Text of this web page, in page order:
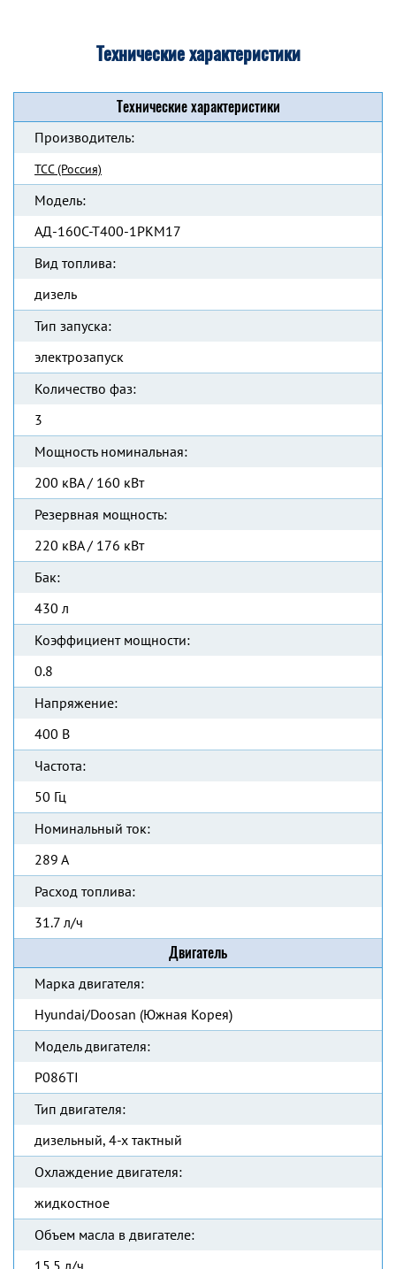
Технические характеристики
Технические характеристики
Производитель:
ТСС (Россия)
Модель:
АД-160С-Т400-1РКМ17
Вид топлива:
дизель
Тип запуска:
электрозапуск
Количество фаз:
3
Мощность номинальная:
200 кВА / 160 кВт
Резервная мощность:
220 кВА / 176 кВт
Бак:
430 л
Коэффициент мощности:
0.8
Напряжение:
400 В
Частота:
50 Гц
Номинальный ток:
289 А
Расход топлива:
31.7 л/ч
Двигатель
Марка двигателя:
Hyundai/Doosan (Южная Корея)
Модель двигателя:
P086TI
Тип двигателя:
дизельный, 4-х тактный
Охлаждение двигателя:
жидкостное
Объем масла в двигателе:
15.5 л/ч